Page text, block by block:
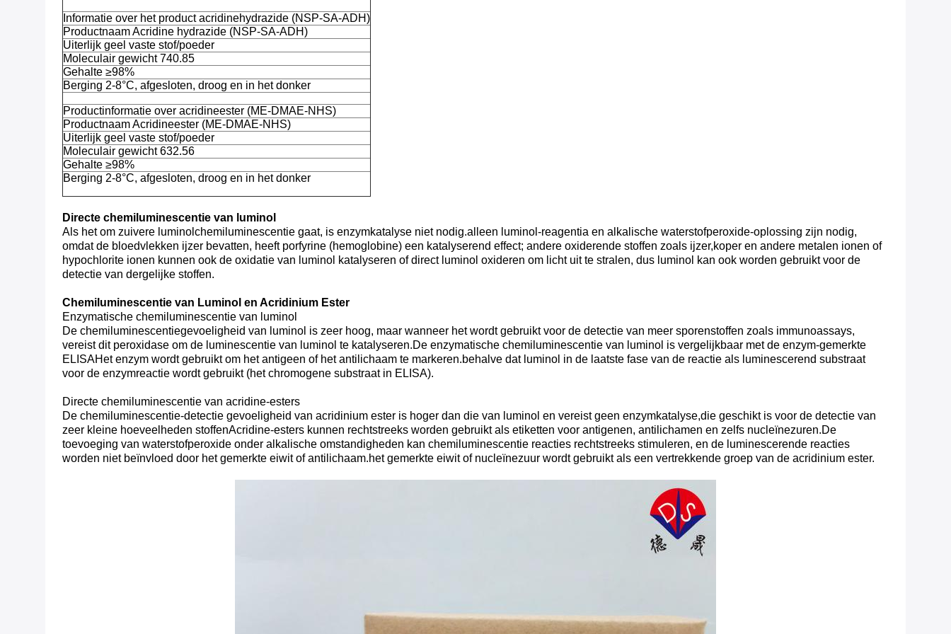
Informatie over het product acridinehydrazide (NSP-SA-ADH)
Productnaam Acridine hydrazide (NSP-SA-ADH)
Uiterlijk geel vaste stof/poeder
Moleculair gewicht 740.85
Gehalte ≥98%
Berging 2-8°C, afgesloten, droog en in het donker
Productinformatie over acridineester (ME-DMAE-NHS)
Productnaam Acridineester (ME-DMAE-NHS)
Uiterlijk geel vaste stof/poeder
Moleculair gewicht 632.56
Gehalte ≥98%
Berging 2-8°C, afgesloten, droog en in het donker
Directe chemiluminescentie van luminol
Als het om zuivere luminolchemiluminescentie gaat, is enzymkatalyse niet nodig.alleen luminol-reagentia en alkalische waterstofperoxide-oplossing zijn nodig,
omdat de bloedvlekken ijzer bevatten, heeft porfyrine (hemoglobine) een katalyserend effect; andere oxiderende stoffen zoals ijzer,koper en andere metalen ionen of
hypochlorite ionen kunnen ook de oxidatie van luminol katalyseren of direct luminol oxideren om licht uit te stralen, dus luminol kan ook worden gebruikt voor de
detectie van dergelijke stoffen.
Chemiluminescentie van Luminol en Acridinium Ester
Enzymatische chemiluminescentie van luminol
De chemiluminescentiegevoeligheid van luminol is zeer hoog, maar wanneer het wordt gebruikt voor de detectie van meer sporenstoffen zoals immunoassays,
vereist dit peroxidase om de luminescentie van luminol te katalyseren.De enzymatische chemiluminescentie van luminol is vergelijkbaar met de enzym-gemerkte
ELISAHet enzym wordt gebruikt om het antigeen of het antilichaam te markeren.behalve dat luminol in de laatste fase van de reactie als luminescerend substraat
voor de enzymreactie wordt gebruikt (het chromogene substraat in ELISA).
Directe chemiluminescentie van acridine-esters
De chemiluminescentie-detectie gevoeligheid van acridinium ester is hoger dan die van luminol en vereist geen enzymkatalyse,die geschikt is voor de detectie van
zeer kleine hoeveelheden stoffenAcridine-esters kunnen rechtstreeks worden gebruikt als etiketten voor antigenen, antilichamen en zelfs nucleïnezuren.De
toevoeging van waterstofperoxide onder alkalische omstandigheden kan chemiluminescentie reacties rechtstreeks stimuleren, en de luminescerende reacties
worden niet beïnvloed door het gemerkte eiwit of antilichaam.het gemerkte eiwit of nucleïnezuur wordt gebruikt als een vertrekkende groep van de acridinium ester.